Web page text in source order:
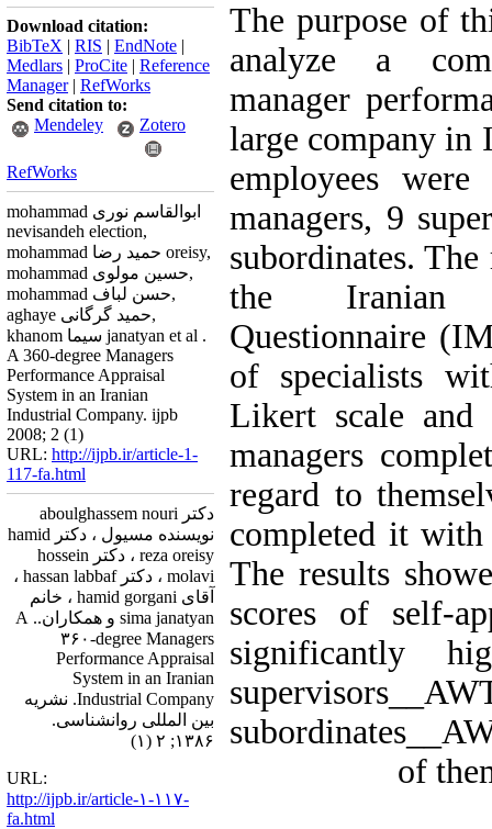
The purpose of
analyze a
manager
large company in
employees
managers, 9
subordinates.
the Iranian
Questionnaire
of specialists
Likert scale and
managers
regard to
completed it with
The results
scores of self-
significantly
of
Download citation:
BibTeX | RIS | EndNote |
Medlars | ProCite | Reference
Manager| RefWorks
Send citation to:
Mendeley
Zotero
RefWorks
mohammad ابوالقاسم نوری
nevisandeh election,
mohammad حمید رضا oreisy,
mohammad حسین مولوی,
mohammad حسن لباف,
aghaye حمید گرگانی,
khanom سیما janatyan et al .
A 360-degree Managers
Performance Appraisal
System in an Iranian
Industrial Company. ijpb
2008; 2 (1)
URL: http://ijpb.ir/article-1-
117-fa.html
دکتر aboulghassem nouri
نویسنده مسیول ، دکتر hamid
reza oreisy ، دکتر hossein
molavi ، دکتر hassan labbaf ،
آقای hamid gorgani ، خانم
sima janatyan و همکاران.. A
۳۶۰-degree Managers
Performance Appraisal
System in an Iranian
Industrial Company. نشریه
بین المللی روانشناسی.
۱۳۸۶; ۲ (۱)
URL:
http://ijpb.ir/article-۱-۱۱۷-
fa.html